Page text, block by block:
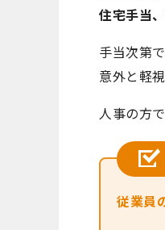
住宅手当
手当次第
意外と軽
人事の方
従業員